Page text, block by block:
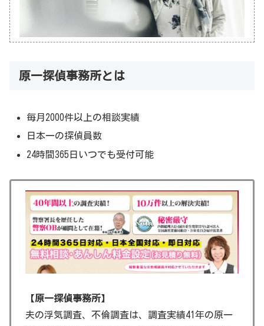
原一探偵事務所とは
毎月2000件以上の相談実績
日本一の探偵員数
24時間365日いつでも受付可能
【原一探偵事務所】
夫の浮気調査、不倫調査は、調査実績41年の原一